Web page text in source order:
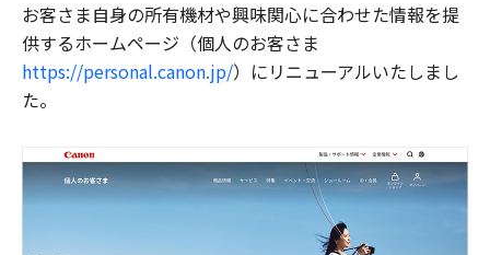
お客さま自身の所有機材や興味関心に合わせた情報を提
供するホームページ（個人のお客さま
https://personal.canon.jp/）にリニューアルいたしまし
た。